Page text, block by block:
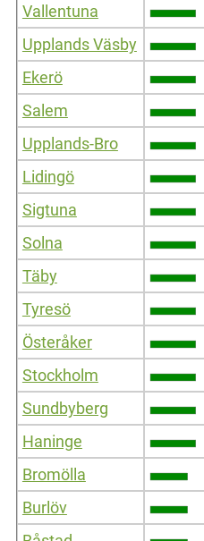
Vallentuna
Upplands Väsby
Ekerö
Salem
Upplands-Bro
Lidingö
Sigtuna
Solna
Täby
Tyresö
Österåker
Stockholm
Sundbyberg
Haninge
Bromölla
Burlöv